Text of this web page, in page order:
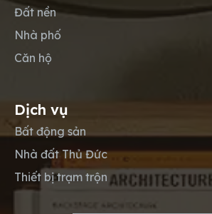
Đất nền
Nhà phố
Căn hộ
Dịch vụ
Bất động sản
Nhà đất Thủ Đức
Thiết bị trạm trộn